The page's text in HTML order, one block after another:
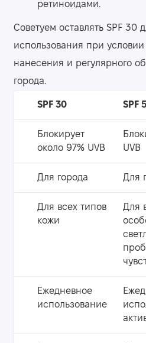
ретиноидами.
Советуем оставлять SPF 30
использования при условии
нанесения и регулярного
города.
SPF 30 SPF
Блокирует
около 97% UVB
UVB
Для города Для
Для всех типов
кожи
Для
Ежедневное
использование